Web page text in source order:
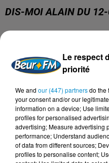
DIS-MOI ALAIN DU
Le respect
priorité
We and our (447) partnersdo the
your consent and/or our
information on a device; Use
profiles for personalised
advertising; Measure advertising
performance; Understand
of data from different sources;
profiles to personalise content;